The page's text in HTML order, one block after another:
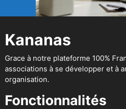
Kananas
Grace à notre plateforme 100%
associations à se développer et à
organisation.
Fonctionnalités